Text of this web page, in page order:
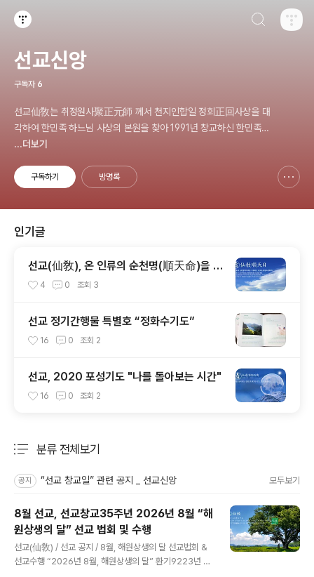
선교신앙
구독자 6
선교仙敎는 취정원사聚正元師 께서 천지인합일 정회正回사상을 대
각하여 한민족 하느님 사상의 본원을 찾아 1991년 창교하신 한민족
고유 종교 _ 선교仙敎 www.seongyo.kr
...더보기
구독하기 방명록
인기글
선교(仙敎), 온 인류의 순천명(順天命)을 기
원하는 순천일(順天日) 기념법회 / “1.9 인
4 0 조회 3
선교 정기간행물 특별호 “정화수기도”
16 0 조회 2
선교, 2020 포성기도 "나를 돌아보는 시간"
16 0 조회 2
분류 전체보기
공지 “선교 창교일” 관련 공지 _ 선교신앙 모두보기
8월 선교, 선교창교35주년 2026년 8월 “해
원상생의 달” 선교 법회 및 수행
선교(仙敎) / 선교 공지 / 8월, 해원상생의 달 선교법회 &
선교수행 “2026년 8월, 해원상생의 달” 환기9223년 단